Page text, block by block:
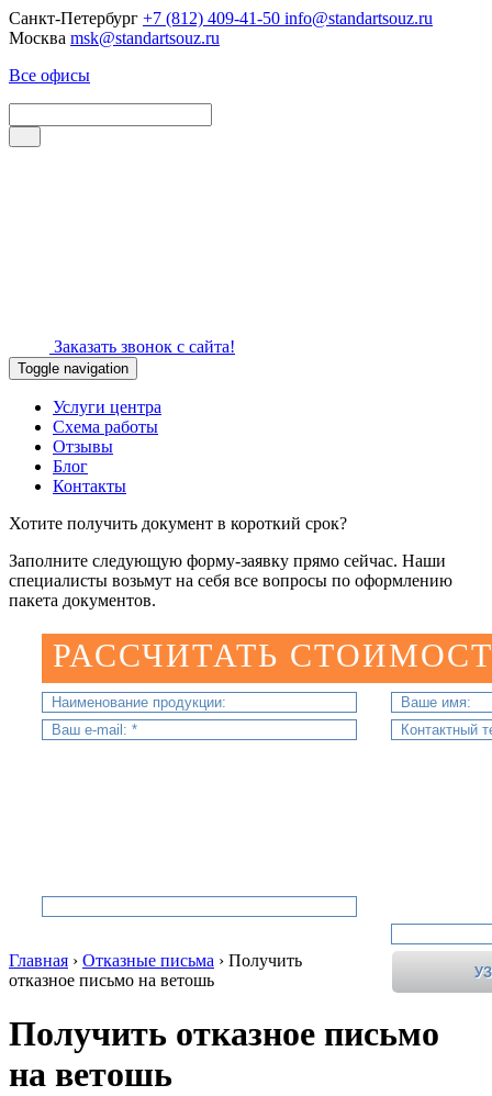
Санкт-Петербург +7 (812) 409-41-50 info@standartsouz.ru
Москва msk@standartsouz.ru
Все офисы
Заказать звонок с сайта!
Toggle navigation
Услуги центра
Схема работы
Отзывы
Блог
Контакты
Хотите получить документ в короткий срок?
Заполните следующую форму-заявку прямо сейчас. Наши
специалисты возьмут на себя все вопросы по оформлению
пакета документов.
РАССЧИТАТЬ
Главная › Отказные письма › Получить
отказное письмо на ветошь
Получить отказное письмо
на ветошь